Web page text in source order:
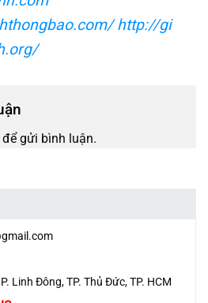
http://gi
để gửi bình luận.
Linh Đông, TP. Thủ Đức, TP. HCM